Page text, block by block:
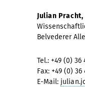
Julian Pracht,
Belvederer
Tel.: +49 (0) 36
Fax: +49 (0) 36
E-Mail: